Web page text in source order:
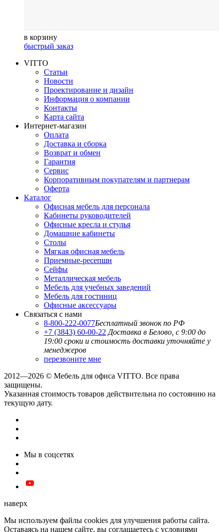
в корзину
быстрый заказ
VITTO
Статьи
Новости
Проектирование и дизайн
Информация о компании
Контакты
Карта сайта
Интернет-магазин
Оплата
Доставка и сборка
Возврат и обмен
Гарантия
Сервис
Корпоративным покупателям и партнерам
Оферта
Каталог
Офисная мебель для персонала
Кабинеты руководителей
Офисные кресла и стулья
Домашние кабинеты
Столы
Мягкая офисная мебель
Приемные-ресепшн
Сейфы
Металлическая мебель
Мебель для учебных заведений
Мебель для гостиниц
Офисные аксессуары
Связаться с нами
8-800-222-0077Бесплатный звонок по РФ
+7 (3843) 60-00-22 Доставка в Белово, с 9:00 до
19:00 сроки и стоимость доставки уточняйте у
менеджеров
перезвоните мне
2012—2026 © Мебель для офиса VITTO. Все права
защищены.
Указанная стоимость товаров действительна по состоянию на
текущую дату.
Мы в соцсетях
наверх
Мы используем файлы cookies для улучшения работы сайта.
Оставаясь на нашем сайте, вы соглашаетесь с условиями